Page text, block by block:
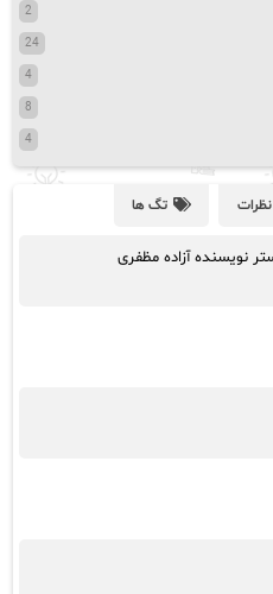
2
24
4
8
4
نظرات تگ ها
نویسنده آزاده مظفری